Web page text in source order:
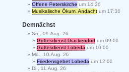
Offene Peterskirche um 14:30
Musikalische Ökum. Andacht um 17:30
Demnächst
So., 09.Aug. 26
Gottesdienst Drackendorf um 09:00
Gottesdienst Lobeda um 10:00
Mo., 10.Aug. 26
Friedensgebet Lobeda um 12:00
Di., 11.Aug. 26